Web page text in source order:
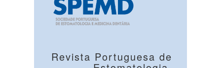
Revista Portuguesa de